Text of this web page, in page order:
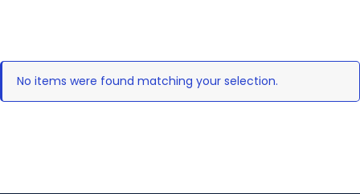
No items were found matching your selection.